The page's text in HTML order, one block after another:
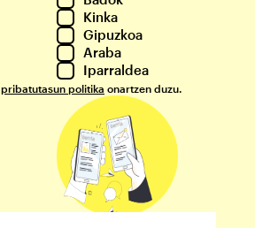
Kinka
Gipuzkoa
Araba
Iparraldea
pribatutasun politika onartzen duzu.